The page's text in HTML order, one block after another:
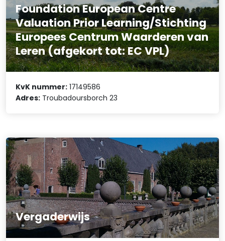
Foundation European Centre
Valuation Prior Learning/Stichting
Europees Centrum Waarderen van
Leren (afgekort tot: EC VPL)
KvK nummer: 17149586
Adres: Troubadoursborch 23
Vergaderwijs